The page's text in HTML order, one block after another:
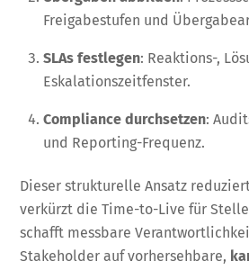
Freigabestufen und
SLAs festlegen: Reaktions-,
Eskalationszeitfenster.
Compliance durchsetzen:
und Reporting-Frequenz.
Dieser strukturelle Ansatz
verkürzt die Time-to-Live für
schafft messbare
Stakeholder auf vorhersehbare,